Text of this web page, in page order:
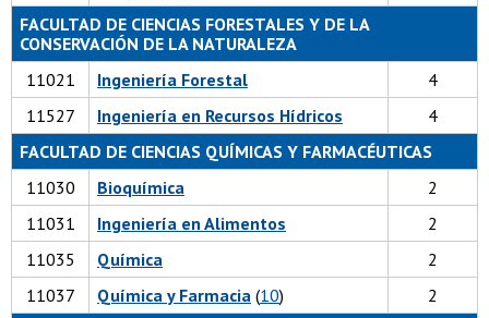
FACULTAD DE CIENCIAS FORESTALES Y DE LA
CONSERVACIÓN DE LA NATURALEZA
11021
Ingeniería Forestal
4
11527
Ingeniería en Recursos Hídricos
4
FACULTAD DE CIENCIAS QUÍMICAS Y FARMACÉUTICAS
11030
Bioquímica
2
11031
Ingeniería en Alimentos
2
11035
Química
2
11037
Química y Farmacia (10)
2